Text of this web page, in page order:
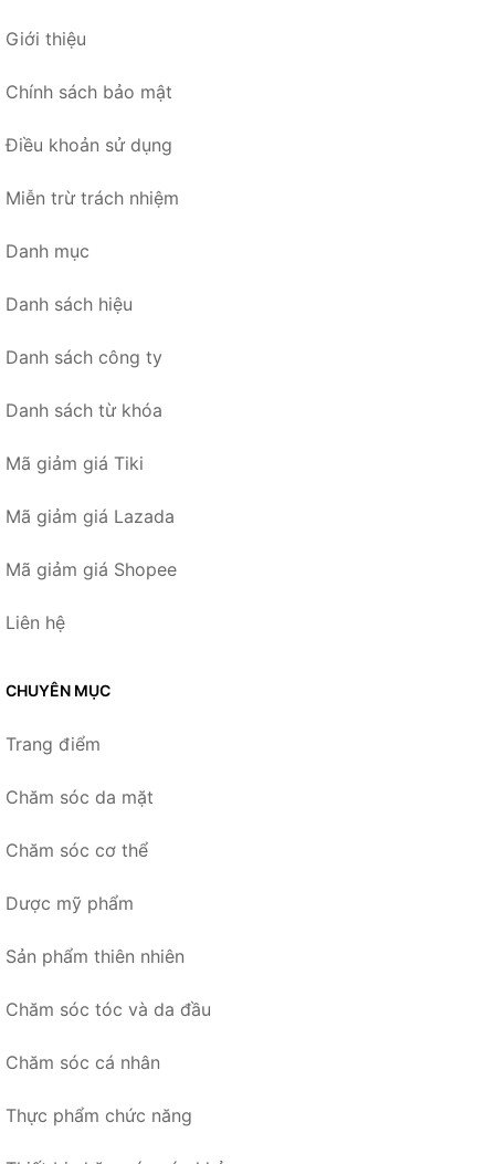
Giới thiệu
Chính sách bảo mật
Điều khoản sử dụng
Miễn trừ trách nhiệm
Danh mục
Danh sách hiệu
Danh sách công ty
Danh sách từ khóa
Mã giảm giá Tiki
Mã giảm giá Lazada
Mã giảm giá Shopee
Liên hệ
CHUYÊN MỤC
Trang điểm
Chăm sóc da mặt
Chăm sóc cơ thể
Dược mỹ phẩm
Sản phẩm thiên nhiên
Chăm sóc tóc và da đầu
Chăm sóc cá nhân
Thực phẩm chức năng